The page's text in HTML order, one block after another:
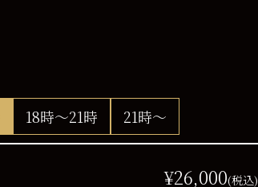
18時～21時 21時～
¥26,000(税込)